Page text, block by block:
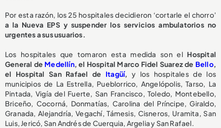
Por esta razón, los 25 hospitales decidieron ‘cortarle el chorro’
a la Nueva EPS y suspender los servicios ambulatorios no
urgentes a sus usuarios.
Los hospitales que tomaron esta medida son el Hospital
General de Medellín, el Hospital Marco Fidel Suarez de Bello,
el Hospital San Rafael de Itagüí, y los hospitales de los
municipios de La Estrella, Pueblorrico, Angelópolis, Tarso, La
Pintada, Vigía del Fuerte, San Francisco, Toledo, Montebello,
Briceño, Cocorná, Donmatías, Carolina del Príncipe, Giraldo,
Granada, Alejandría, Vegachí, Támesis, Cisneros, Uramita, San
Luis, Jericó, San Andrés de Cuerquia, Argelia y San Rafael.